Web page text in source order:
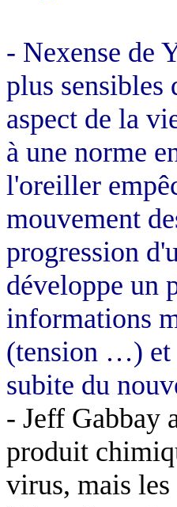
- Nexense de
plus sensibles
aspect de la
à une norme
l'oreiller
mouvement
progression
développe un
informations
(tension …) et
subite du
- Jeff Gabbay
produit
virus, mais les